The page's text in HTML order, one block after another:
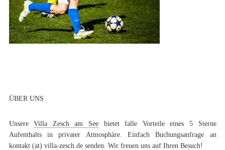
ÜBER UNS
UnsereVilla Zesch am Seebietet falle Vorteile eines 5 Sterne
Aufenthalts in privater Atmosphäre. Einfach Buchungsanfrage an
kontakt (at) villa-zesch.de senden. Wir freuen uns auf Ihren Besuch!